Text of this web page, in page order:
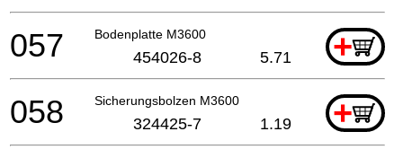
Bodenplatte M3600 +
057 454026-8 5.71
Sicherungsbolzen M3600 +
058 324425-7 1.19